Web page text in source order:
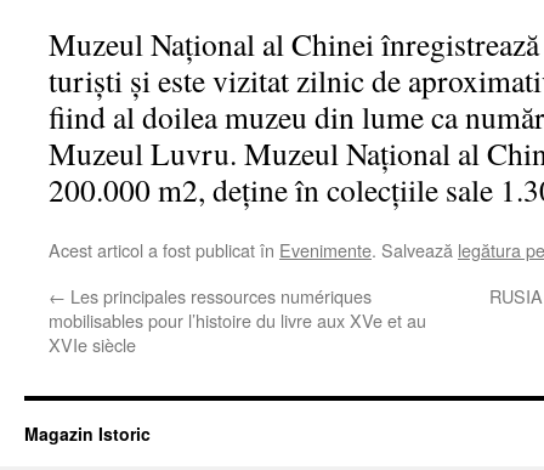
Muzeul Național al Chinei
turiști și este vizitat zilnic de
fiind al doilea muzeu din lume ca
Muzeul Luvru. Muzeul Național al
200.000 m2, deține în colecțiile sale
Acest articol a fost publicat în Evenimente. Salvează legătura
← Les principales ressources numériques
mobilisables pour l’histoire du livre aux XVe et au
XVIe siècle
Magazin Istoric